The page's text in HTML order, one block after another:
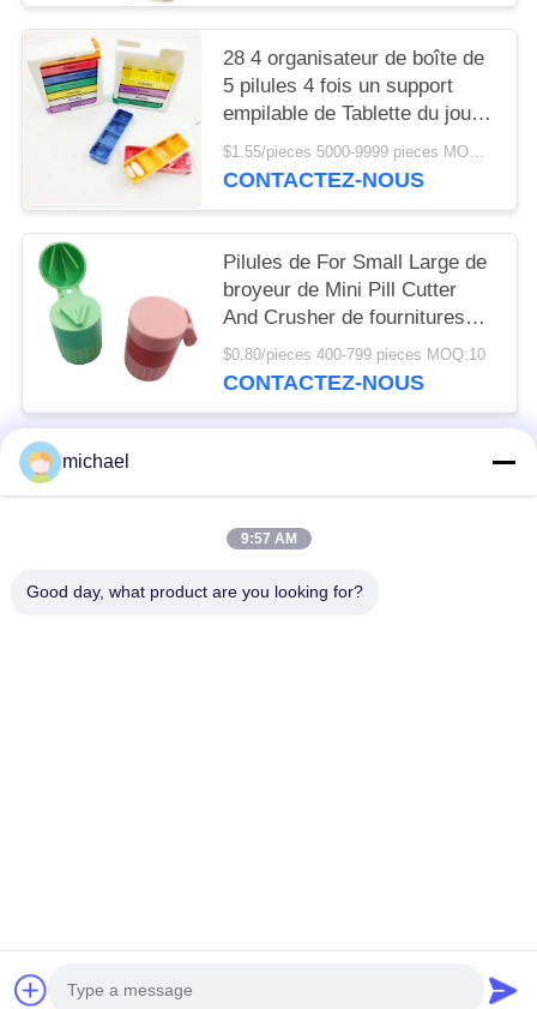
28 4 organisateur de boîte de
5 pilules 4 fois un support
empilable de Tablette du jour
AM P.M. pour la vitamine
$1.55/pieces 5000-9999 pieces MOQ:10
CONTACTEZ-NOUS
Pilules de For Small Large de
broyeur de Mini Pill Cutter
And Crusher de fournitures
médicales 6.3x4.2cm
$0.80/pieces 400-799 pieces MOQ:10
CONTACTEZ-NOUS
Catégories populaires
michael
9:57 AM
Good day, what product are you looking for?